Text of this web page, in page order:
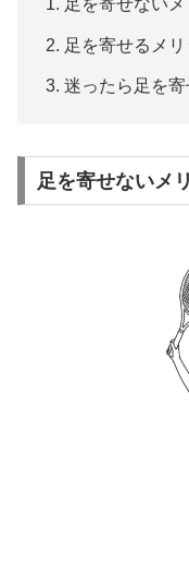
足を寄せない
足を寄せるメ
迷ったら足を
足を寄せないメ